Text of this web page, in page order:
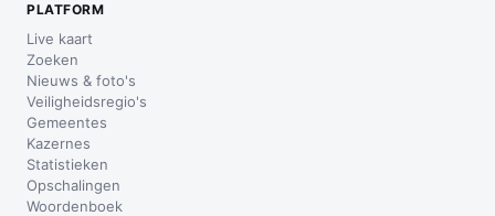
PLATFORM
Live kaart
Zoeken
Nieuws & foto's
Veiligheidsregio's
Gemeentes
Kazernes
Statistieken
Opschalingen
Woordenboek